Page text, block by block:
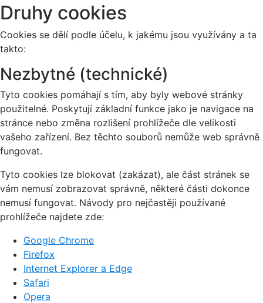
Druhy cookies
Cookies se dělí podle účelu, k jakému jsou využívány a ta
takto:
Nezbytné (technické)
Tyto cookies pomáhají s tím, aby byly webové stránky
použitelné. Poskytují základní funkce jako je navigace na
stránce nebo změna rozlišení prohlížeče dle velikosti
vašeho zařízení. Bez těchto souborů nemůže web správně
fungovat.
Tyto cookies lze blokovat (zakázat), ale část stránek se
vám nemusí zobrazovat správně, některé části dokonce
nemusí fungovat. Návody pro nejčastěji používané
prohlížeče najdete zde:
Google Chrome
Firefox
Internet Explorer a Edge
Safari
Opera